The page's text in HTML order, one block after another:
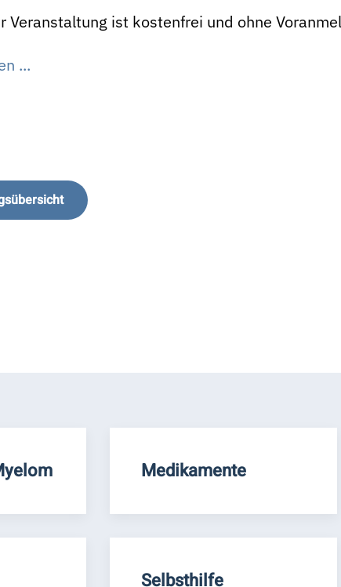
Veranstaltung ist kostenfrei und ohne
...
Medikamente
Selbsthilfe